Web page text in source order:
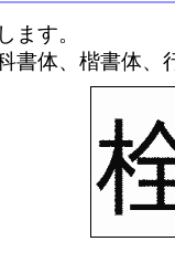
ます。
書体、楷書体